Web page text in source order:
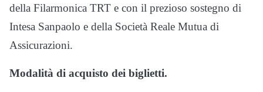
della Filarmonica TRT e con il prezioso sostegno di
Intesa Sanpaolo e della Società Reale Mutua di
Assicurazioni.
Modalità di acquisto dei biglietti.